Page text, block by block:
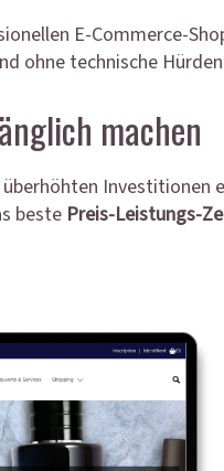
E-Commerce-
ohne technische
machen
Investitionen
beste Preis-Leistungs-